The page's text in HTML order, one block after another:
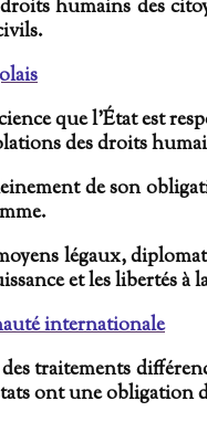
humains des
que l’État est
des droits
de son
légaux,
et les libertés à
internationale
des traitements
ont une obligation